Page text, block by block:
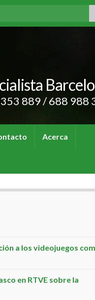
889 / 688 988
Acerca
a los videojuegos
en RTVE sobre la